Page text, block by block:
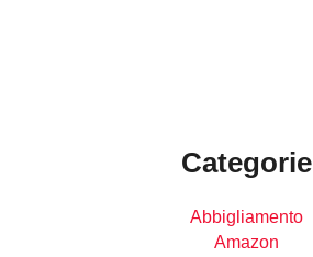
Categorie
Abbigliamento
Amazon